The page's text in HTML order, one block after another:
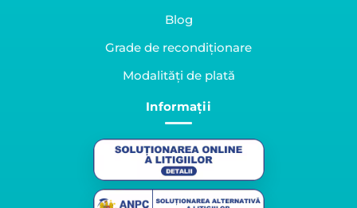
Blog
Grade de recondiționare
Modalități de plată
Informații